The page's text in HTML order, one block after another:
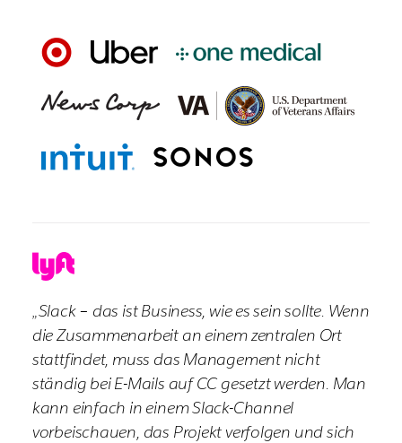
„Slack – das ist Business, wie es sein sollte. Wenn
die Zusammenarbeit an einem zentralen Ort
stattfindet, muss das Management nicht
ständig bei E-Mails auf CC gesetzt werden. Man
kann einfach in einem Slack-Channel
vorbeischauen, das Projekt verfolgen und sich